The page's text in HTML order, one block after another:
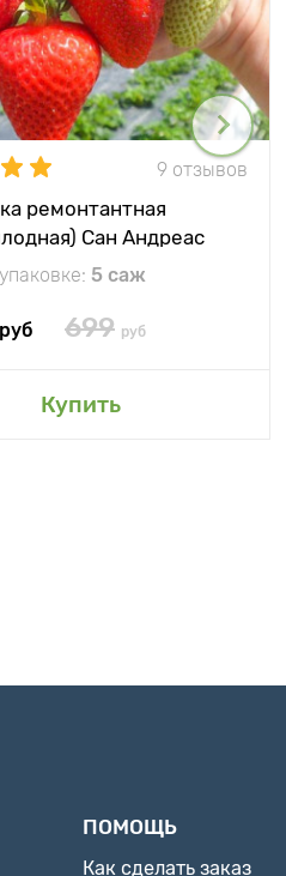
9 отзывов
ремонтантная
Сан Андреас
5 саж
руб 699 руб
Купить
ПОМОЩЬ
Как сделать заказ